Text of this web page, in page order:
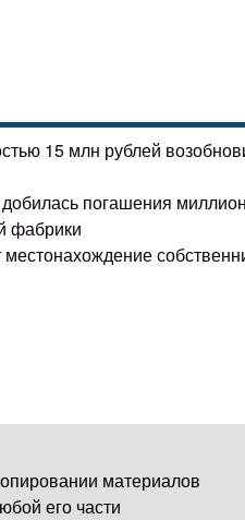
15 млн рублей
погашения
фабрики
материалов
его части